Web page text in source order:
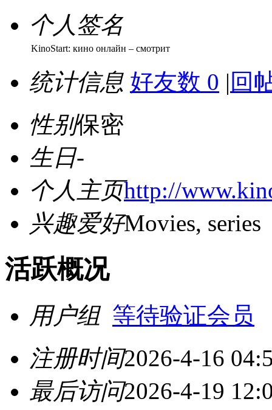
个人签名
KinoStart: кино онлайн – смотрит
统计信息 好友数 0 | 回
性别保密
生日-
个人主页http://
兴趣爱好Movies, series
活跃概况
用户组 等待验证会员
注册时间2026-4-16
最后访问2026-4-19